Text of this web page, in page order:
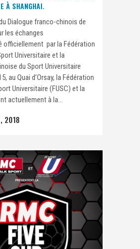
À SHANGHAI.
Dialogue franco-chinois de
les échanges
officiellement par la Fédération
Universitaire et la
du Sport Universitaire
au Quai d’Orsay, la Fédération
Universitaire (FUSC) et la
actuellement à la...
2018